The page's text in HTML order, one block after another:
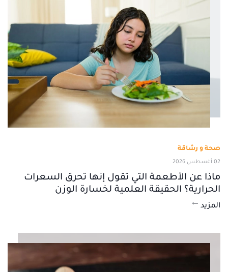
صحة و رشاقة
02 أغسطس 2026
ماذا عن الأطعمة التي تقول إنها تحرق السعرات
الحرارية؟ الحقيقة العلمية لخسارة الوزن
المزيد